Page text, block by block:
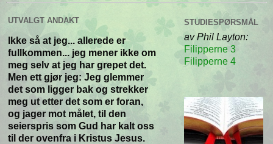
UTVALGT ANDAKT
Ikke så at jeg... allerede er
fullkommen... jeg mener ikke om
meg selv at jeg har grepet det.
Men ett gjør jeg: Jeg glemmer
det som ligger bak og strekker
meg ut etter det som er foran,
og jager mot målet, til den
seierspris som Gud har kalt oss
til der ovenfra i Kristus Jesus.
STUDIESPØRSMÅL
av Phil Layton:
Filipperne 3
Filipperne 4